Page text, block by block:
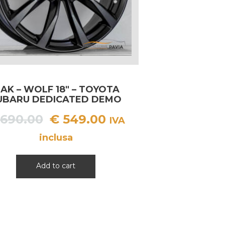
– WOLF 18″ – TOYOTA
DEDICATED DEMO
Il
prezzo
era:
€ 690.00.
€549.00IlIVA
inclusa
Add to cart